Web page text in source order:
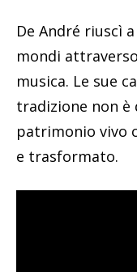
De André riuscì
mondi
musica. Le sue
tradizione non è
patrimonio vivo
e trasformato.